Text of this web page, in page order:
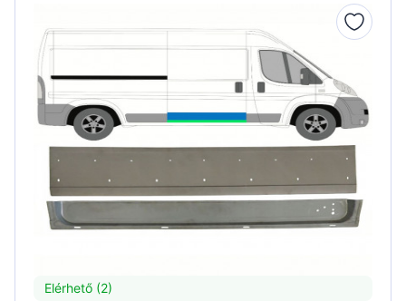
Elérhető (2)